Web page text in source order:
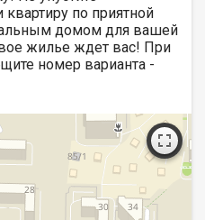
по приятной
домом для вашей
жилье ждет вас! При
номер варианта -